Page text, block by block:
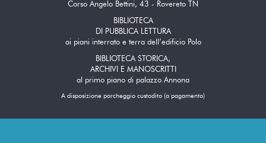
Corso Angelo Bettini, 43 - Rovereto TN
BIBLIOTECA
DI PUBBLICA LETTURA
ai piani interrato e terra dell’edificio Polo
BIBLIOTECA STORICA,
ARCHIVI E MANOSCRITTI
al primo piano di palazzo Annona
A disposizione parcheggio custodito (a pagamento)